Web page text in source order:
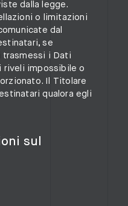
dalla legge.
o limitazioni
dal
se
i Dati
riveli impossibile o
Il Titolare
qualora egli
sul